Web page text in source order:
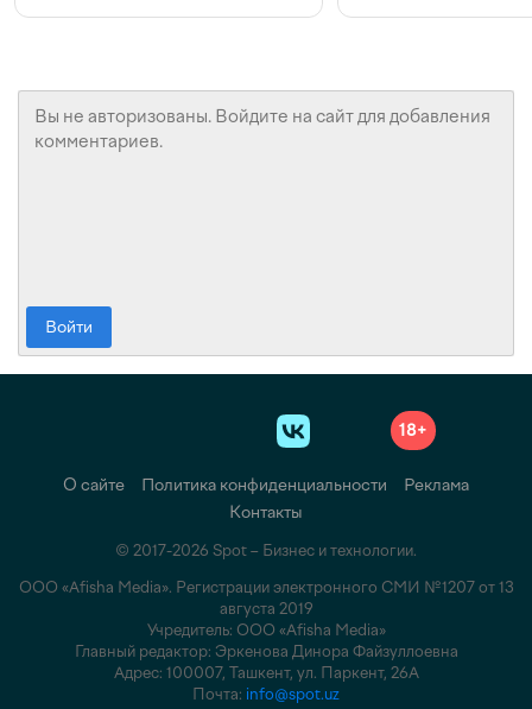
Войти
18+
О сайте Политика конфиденциальности
Реклама
Контакты
© 2017-2026 Spot – Бизнес и технологии.
ООО «Afisha Media». Регистрации электронного СМИ №1207 от 13
августа 2019
Учредитель: ООО «Afisha Media»
Главный редактор: Эркенова Динора Файзуллоевна
Адрес: 100007, Ташкент, ул. Паркент, 26А
Почта: info@spot.uz